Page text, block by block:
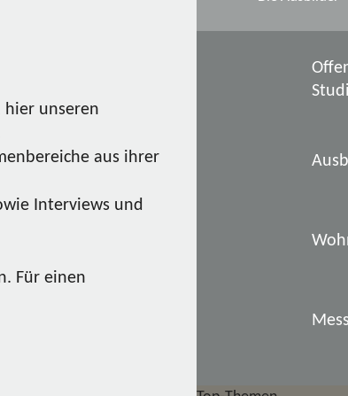
hier unseren
aus ihrer
Interviews und
Für einen